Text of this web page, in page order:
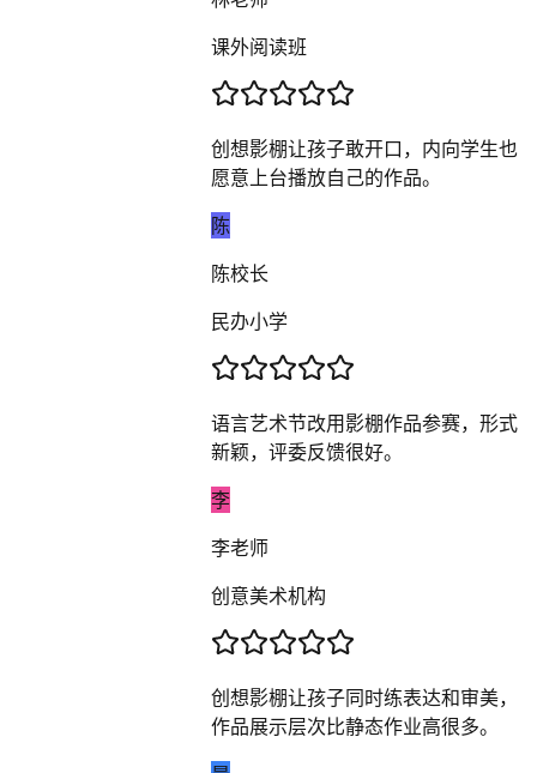
课外阅读班
创想影棚让孩子敢开口，内向学生也
愿意上台播放自己的作品。
陈
陈校长
民办小学
语言艺术节改用影棚作品参赛，形式
新颖，评委反馈很好。
李
李老师
创意美术机构
创想影棚让孩子同时练表达和审美，
作品展示层次比静态作业高很多。